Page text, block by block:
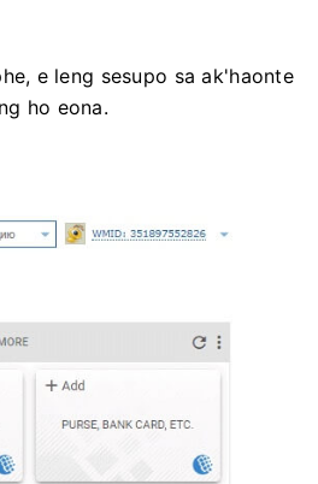
e leng sesupo sa ak'haonte
ho eona.